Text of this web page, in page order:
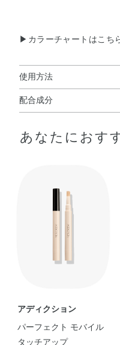
▶カラーチャートはこち
使用方法
使用方法
配合成分
ン・ラウリルPEG－9ポ
フォリアバラ花エキス・
メチルシロキシエチルジ
ルジモニウムヘクトライ
ク・トリエトキシカプリ
化チタン・酸化鉄
あなたにおす
アディクション
パーフェクト モバイル
タッチアップ